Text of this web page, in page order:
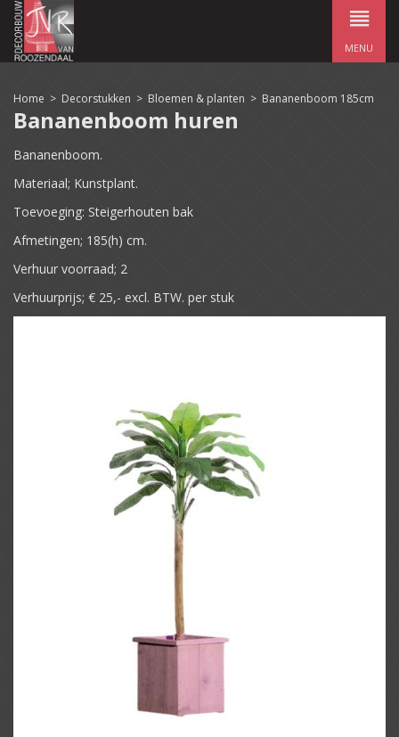
MENU
Home > Decorstukken > Bloemen & planten > Bananenboom 185cm
Bananenboom huren
Bananenboom.
Materiaal; Kunstplant.
Toevoeging: Steigerhouten bak
Afmetingen; 185(h) cm.
Verhuur voorraad; 2
Verhuurprijs; € 25,- excl. BTW. per stuk